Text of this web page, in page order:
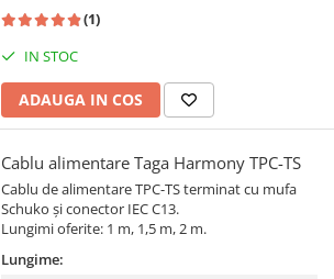
(1)
IN STOC
ADAUGA IN COS
Cablu alimentare Taga Harmony TPC-TS
Cablu de alimentare TPC-TS terminat cu mufa
Schuko și conector IEC C13.
Lungimi oferite: 1 m, 1,5 m, 2 m.
Lungime: